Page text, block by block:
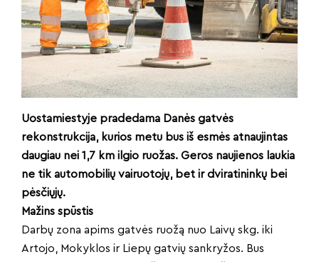
Uostamiestyje pradedama Danės gatvės
rekonstrukcija, kurios metu bus iš esmės atnaujintas
daugiau nei 1,7 km ilgio ruožas. Geros naujienos laukia
ne tik automobilių vairuotojų, bet ir dviratininkų bei
pėsčiųjų.
Mažins spūstis
Darbų zona apims gatvės ruožą nuo Laivų skg. iki
Artojo, Mokyklos ir Liepų gatvių sankryžos. Bus